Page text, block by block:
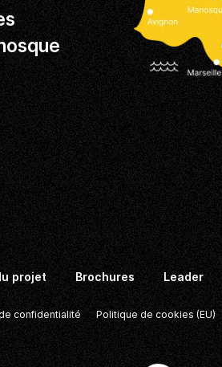
projet Brochures Leader
confidentialité Politique de cookies (EU)